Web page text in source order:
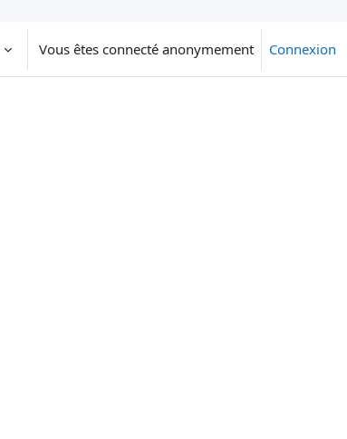
Vous êtes connecté anonymement Connexion